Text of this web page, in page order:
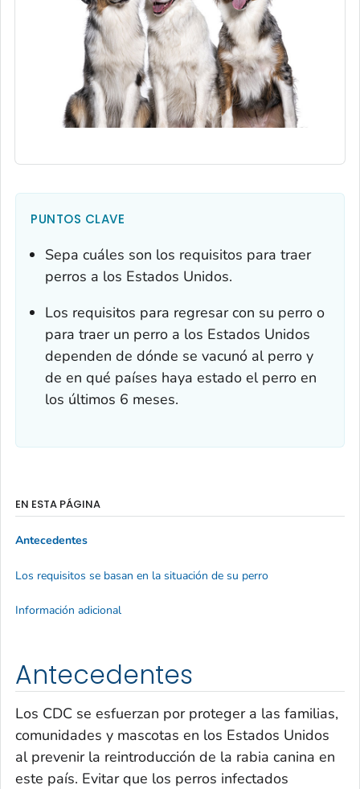
PUNTOS CLAVE
Sepa cuáles son los requisitos para traer
perros a los Estados Unidos.
Los requisitos para regresar con su perro o
para traer un perro a los Estados Unidos
dependen de dónde se vacunó al perro y
de en qué países haya estado el perro en
los últimos 6 meses.
Antecedentes
Los CDC se esfuerzan por proteger a las familias,
comunidades y mascotas en los Estados Unidos
al prevenir la reintroducción de la rabia canina en
este país. Evitar que los perros infectados
EN ESTA PÁGINA
Antecedentes
Los requisitos se basan en la situación de su perro
Información adicional